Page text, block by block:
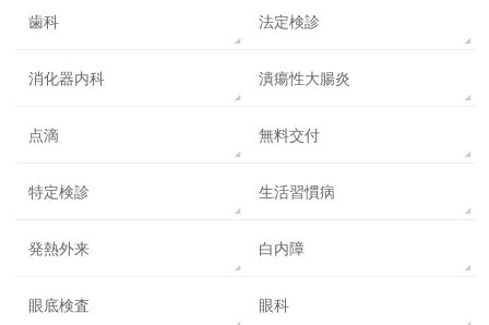
歯科 法定検診
消化器内科 潰瘍性大腸炎
点滴 無料交付
特定検診 生活習慣病
発熱外来 白内障
眼底検査 眼科